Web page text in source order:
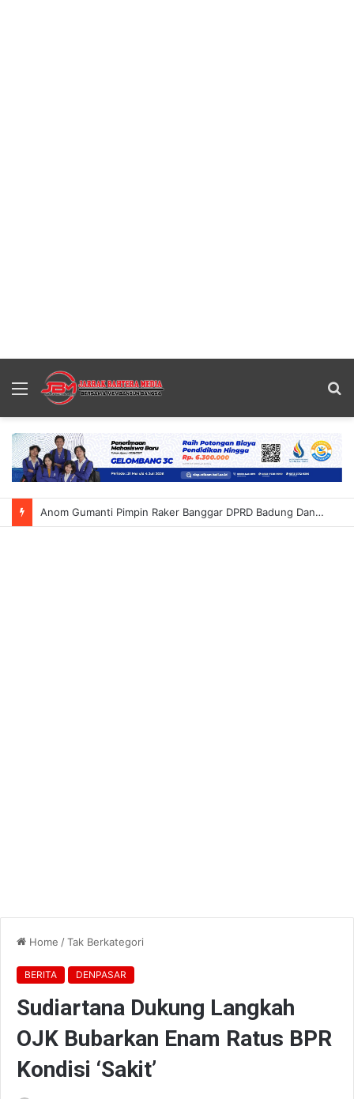
Menu
Anom Gumanti Pimpin Raker Banggar DPRD Badung Dan TAPD Bahas KUA-PPAS 2027 Tekankan Program Harus Berdampak Nyata Bagi Masyarakat
Home /Tak Berkategori
BERITA DENPASAR
Sudiartana Dukung Langkah
OJK Bubarkan Enam Ratus BPR
Kondisi ‘Sakit’